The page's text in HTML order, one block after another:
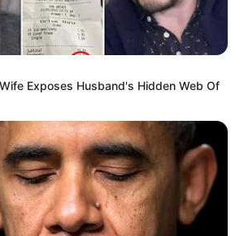
Makanan Gagal
Kamu
Exposes Husband's Hidden Web Of